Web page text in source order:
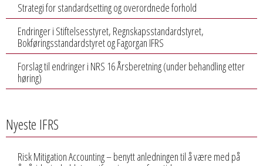
Strategi for standardsetting og overordnede forhold
Endringer i Stiftelsesstyret, Regnskapsstandardstyret,
Bokføringsstandardstyret og Fagorgan IFRS
Forslag til endringer i NRS 16 Årsberetning (under behandling etter
høring)
Nyeste IFRS
Risk Mitigation Accounting – benytt anledningen til å være med på